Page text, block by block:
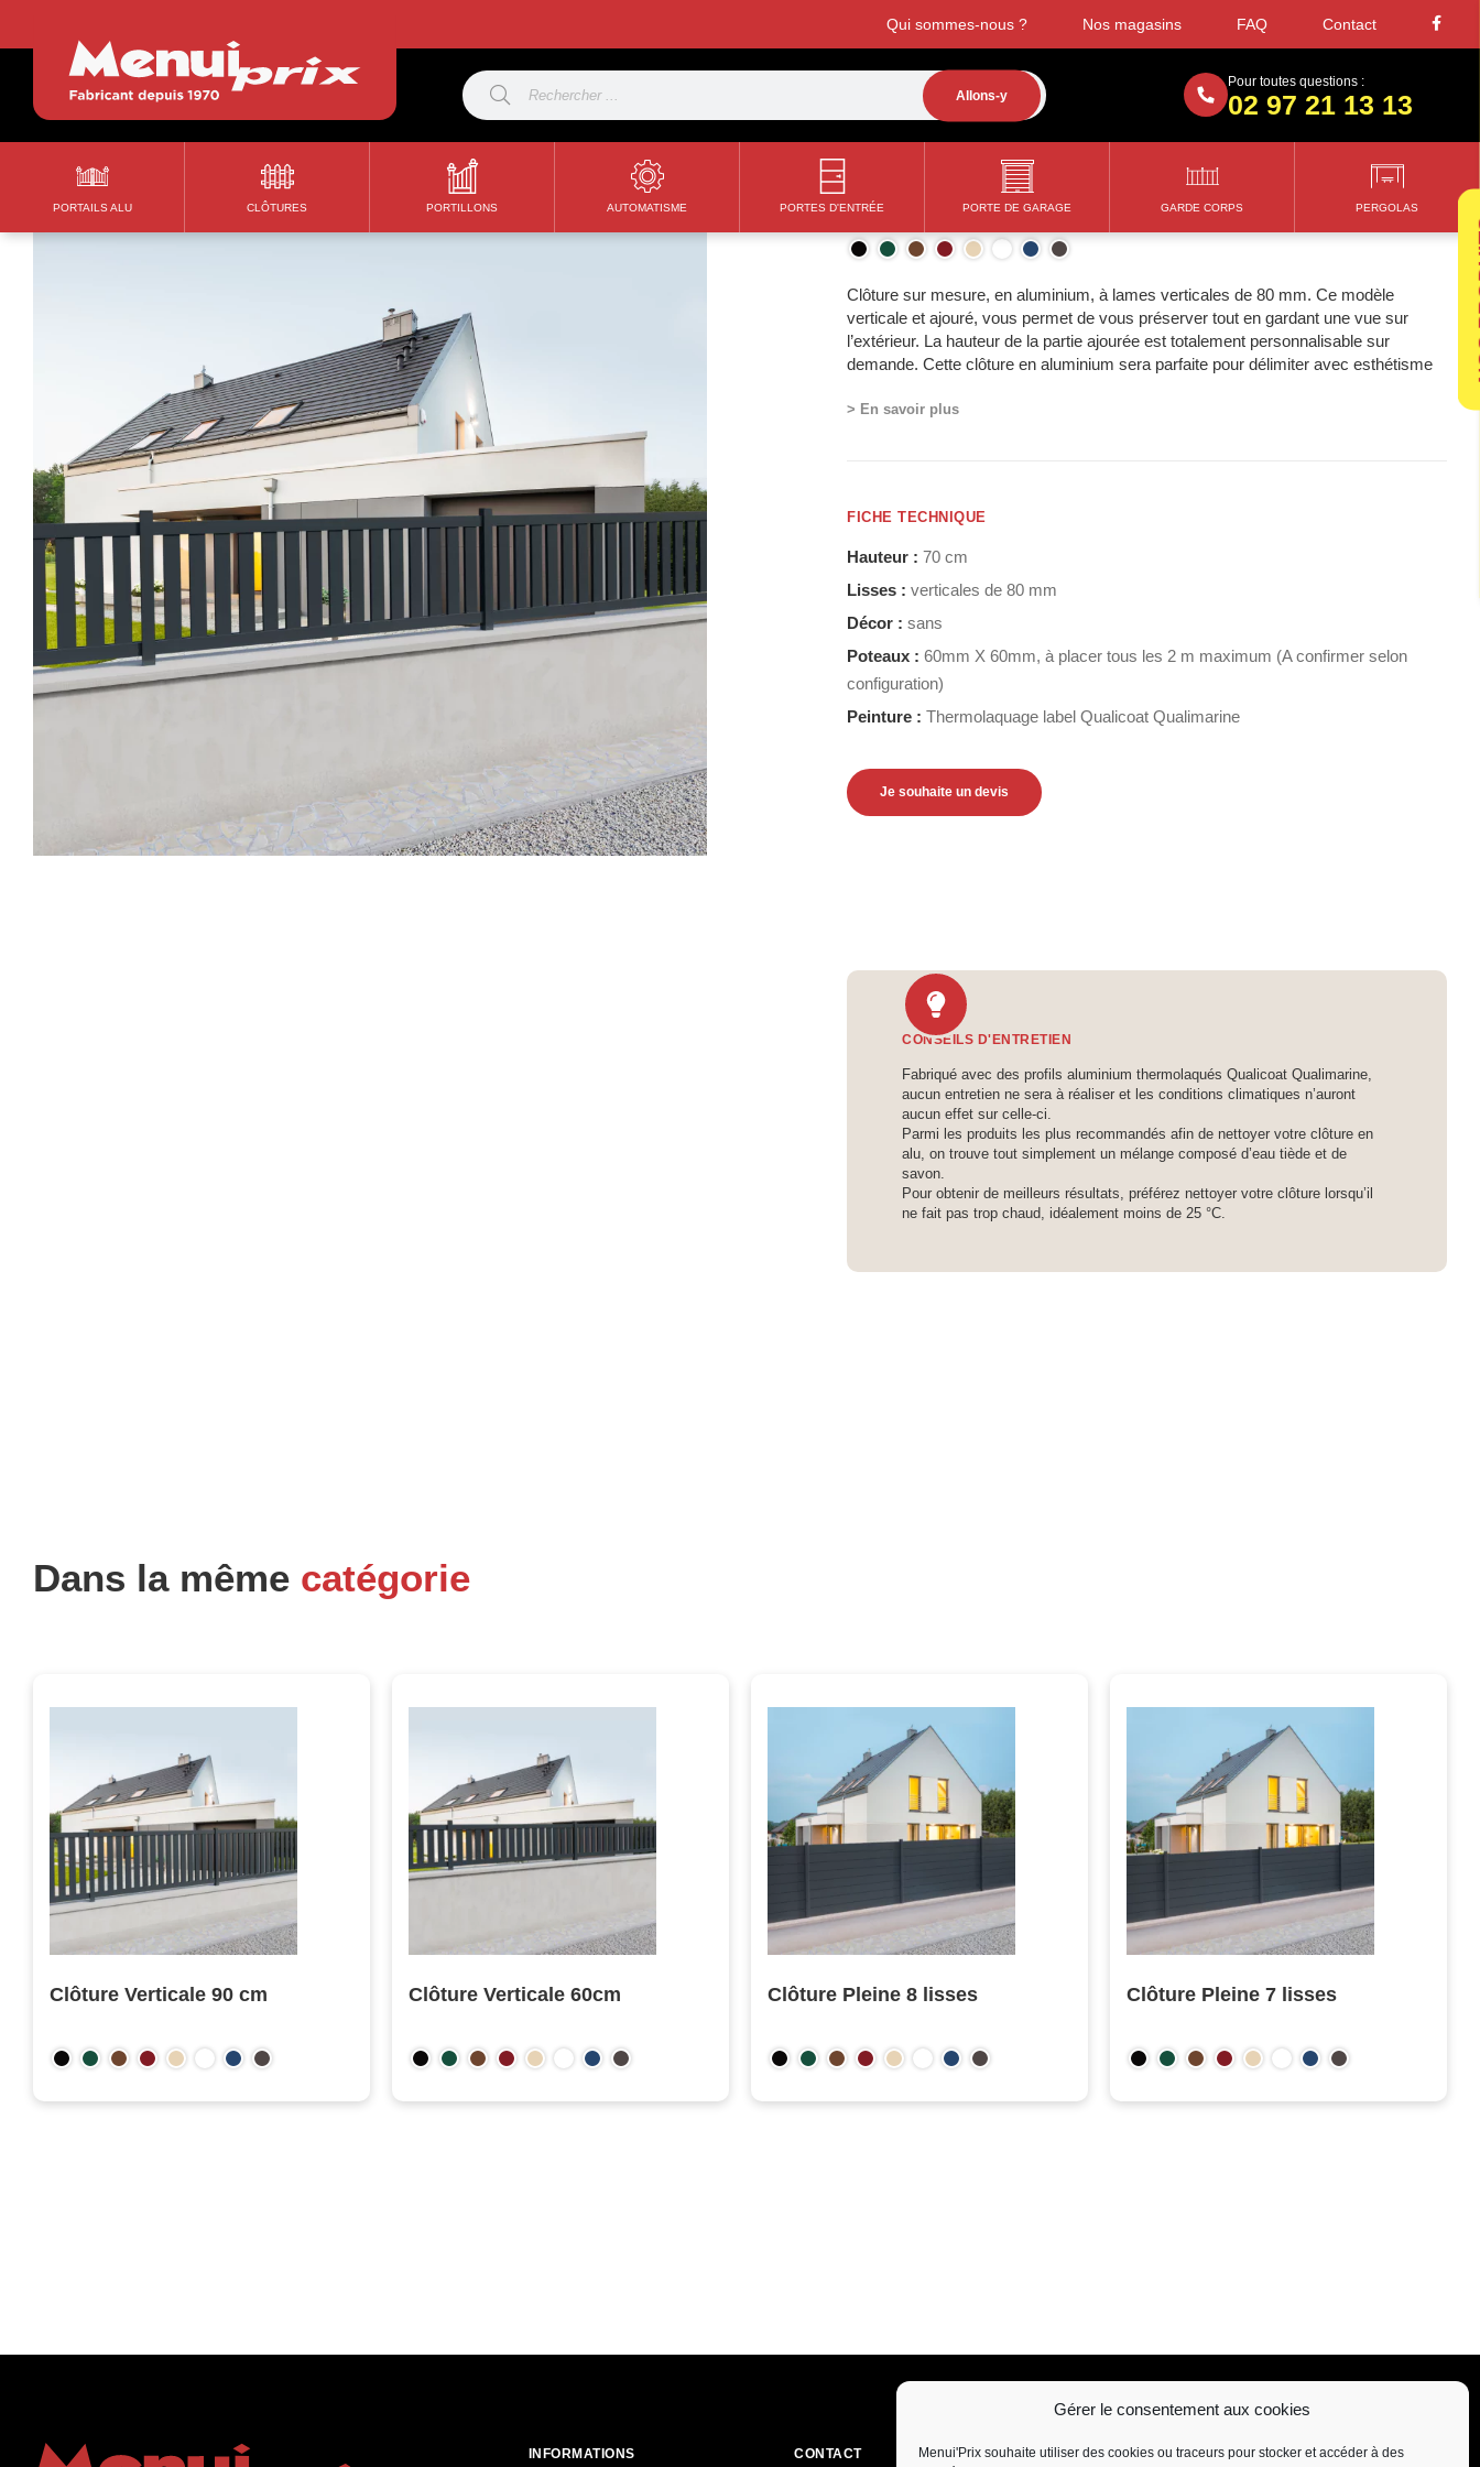
Gérer le consentement aux cookies
Menui'Prix souhaite utiliser des cookies ou traceurs pour stocker et accéder à des
Qui sommes-nous ? Nos magasins FAQ Contact
Allons-y
Pour toutes questions :
02 97 21 13 13
PORTAILS ALU CLÔTURES PORTILLONS AUTOMATISME PORTES D'ENTRÉE PORTE DE GARAGE GARDE CORPS PERGOLAS
Accueil>Clôtures>Clôture Verticale 70cm
Clôture Verticale 70cm
Clôture sur mesure, en aluminium, à lames verticales de 80 mm. Ce modèle
verticale et ajouré, vous permet de vous préserver tout en gardant une vue sur
l’extérieur. La hauteur de la partie ajourée est totalement personnalisable sur
demande. Cette clôture en aluminium sera parfaite pour délimiter avec esthétisme
> En savoir plus
FICHE TECHNIQUE
Hauteur :70 cm
Lisses :verticales de 80 mm
Décor :sans
Poteaux :60mm X 60mm, à placer tous les 2 m maximum (A confirmer selon
configuration)
Peinture :Thermolaquage label Qualicoat Qualimarine
Je souhaite un devis
CONSEILS D'ENTRETIEN
Fabriqué avec des profils aluminium thermolaqués Qualicoat Qualimarine,
aucun entretien ne sera à réaliser et les conditions climatiques n’auront
aucun effet sur celle-ci.
Parmi les produits les plus recommandés afin de nettoyer votre clôture en
alu, on trouve tout simplement un mélange composé d’eau tiède et de
savon.
Pour obtenir de meilleurs résultats, préférez nettoyer votre clôture lorsqu’il
ne fait pas trop chaud, idéalement moins de 25 °C.
Dans la même catégorie
Clôture Verticale 90 cm Clôture Verticale 60cm Clôture Pleine 8 lisses Clôture Pleine 7 lisses
INFORMATIONS CONTACT NEWSLETTER